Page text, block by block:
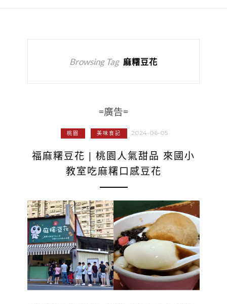
Browsing Tag 麻糬豆花
=廣告=
桃園 美味食記 2024-06-05
福麻糬豆花 | 桃園人氣甜品 來國小
教室吃麻糬口感豆花